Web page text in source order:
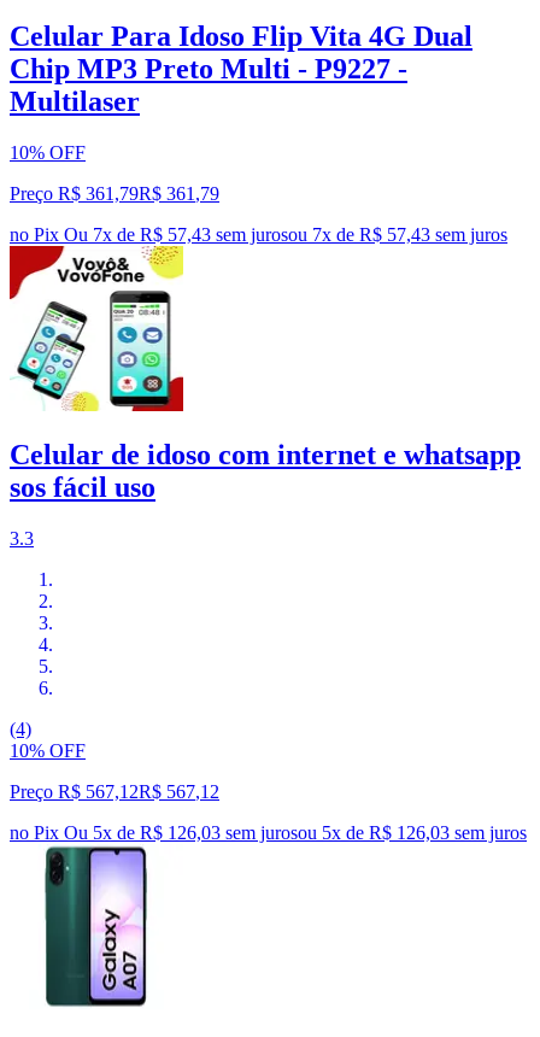
Celular Para Idoso Flip Vita 4G Dual
Chip MP3 Preto Multi - P9227 -
Multilaser
10% OFF
Preço R$ 361,79R$ 361 ,79
no Pix Ou 7x de R$ 57,43 sem jurosou 7x de R$ 57,43 sem juros
Celular de idoso com internet e whatsapp
sos fácil uso
3.3
(4)
10% OFF
Preço R$ 567,12R$ 567,12
no Pix Ou 5x de R$ 126,03 sem jurosou 5x de R$ 126,03 sem juros